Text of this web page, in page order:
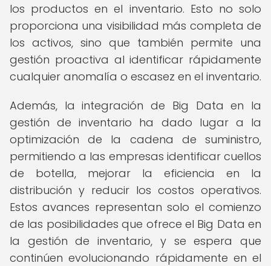
los productos en el inventario. Esto no solo
proporciona una visibilidad más completa de
los activos, sino que también permite una
gestión proactiva al identificar rápidamente
cualquier anomalía o escasez en el inventario.
Además, la integración de Big Data en la
gestión de inventario ha dado lugar a la
optimización de la cadena de suministro,
permitiendo a las empresas identificar cuellos
de botella, mejorar la eficiencia en la
distribución y reducir los costos operativos.
Estos avances representan solo el comienzo
de las posibilidades que ofrece el Big Data en
la gestión de inventario, y se espera que
continúen evolucionando rápidamente en el